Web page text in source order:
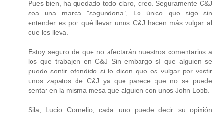
Pues bien, ha quedado todo claro, creo. Seguramente C&J
sea una marca "segundona", Lo único que sigo sin
entender es por qué llevar unos C&J hacen más vulgar al
que los lleva.
Estoy seguro de que no afectarán nuestros comentarios a
los que trabajen en C&J Sin embargo sí que alguien se
puede sentir ofendido si le dicen que es vulgar por vestir
unos zapatos de C&J ya que parece que no se puede
sentar en la misma mesa que alguien con unos John Lobb.
Sila, Lucio Cornelio, cada uno puede decir su opinión